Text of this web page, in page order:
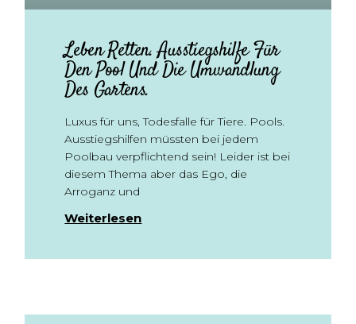
Leben Retten. Ausstiegshilfe Für
Den Pool Und Die Umwandlung
Des Gartens.
Luxus für uns, Todesfalle für Tiere. Pools.
Ausstiegshilfen müssten bei jedem
Poolbau verpflichtend sein! Leider ist bei
diesem Thema aber das Ego, die
Arroganz und
Weiterlesen